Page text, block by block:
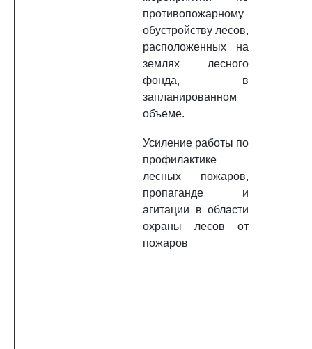
противопожарному
обустройству лесов,
расположенных на
землях лесного
фонда, в
запланированном
объеме.
Усиление работы по
профилактике
лесных пожаров,
пропаганде и
агитации в области
охраны лесов от
пожаров